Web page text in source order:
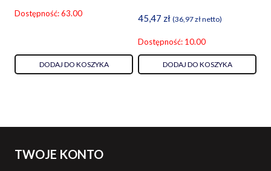
Dostępność: 63.00
DODAJ DO KOSZYKA
45,47 zł (36,97złnetto)
Dostępność: 10.00
DODAJ DO KOSZYKA
TWOJE KONTO